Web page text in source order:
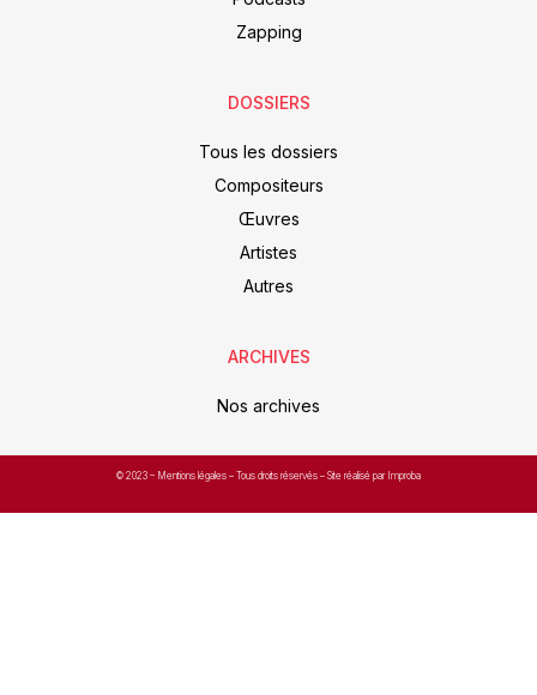
Zapping
DOSSIERS
Tous les dossiers
Compositeurs
Œuvres
Artistes
Autres
ARCHIVES
Nos archives
© 2023 – Mentions légales – Tous droits réservés – Site réalisé par Improba